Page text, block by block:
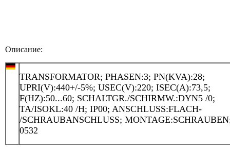
Описание:
TRANSFORMATOR; PHASEN:3; PN(KVA):28;
UPRI(V):440+/-5%; USEC(V):220; ISEC(A):73,5;
F(HZ):50...60; SCHALTGR./SCHIRMW.:DYN5 /0;
TA/ISOKL:40 /H; IP00; ANSCHLUSS:FLACH-
/SCHRAUBANSCHLUSS;
0532